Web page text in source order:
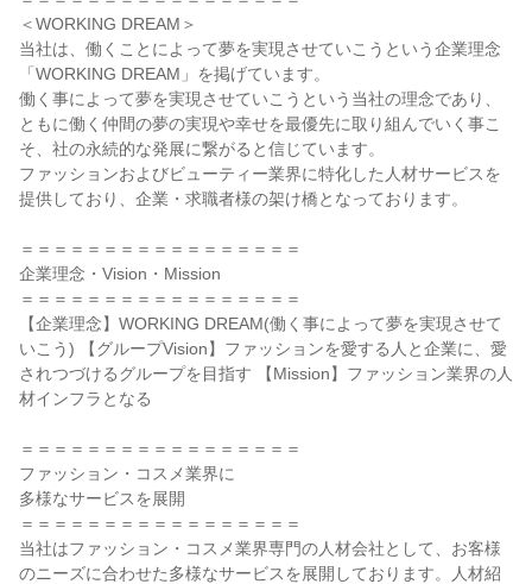
＜WORKING DREAM＞
当社は、働くことによって夢を実現させていこうという企業理念
「WORKING DREAM」を掲げています。
働く事によって夢を実現させていこうという当社の理念であり、
ともに働く仲間の夢の実現や幸せを最優先に取り組んでいく事こ
そ、社の永続的な発展に繋がると信じています。
ファッションおよびビューティー業界に特化した人材サービスを
提供しており、企業・求職者様の架け橋となっております。
＝＝＝＝＝＝＝＝＝＝＝＝＝＝＝＝＝
企業理念・Vision・Mission
＝＝＝＝＝＝＝＝＝＝＝＝＝＝＝＝＝
【企業理念】WORKING DREAM(働く事によって夢を実現させて
いこう) 【グループVision】ファッションを愛する人と企業に、愛
されつづけるグループを目指す 【Mission】ファッション業界の人
材インフラとなる
＝＝＝＝＝＝＝＝＝＝＝＝＝＝＝＝＝
ファッション・コスメ業界に
多様なサービスを展開
＝＝＝＝＝＝＝＝＝＝＝＝＝＝＝＝＝
当社はファッション・コスメ業界専門の人材会社として、お客様
のニーズに合わせた多様なサービスを展開しております。人材紹